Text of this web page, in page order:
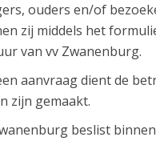
ouders en/of
zij middels het
van vv Zwanenburg.
aanvraag dient de
zijn gemaakt.
beslist